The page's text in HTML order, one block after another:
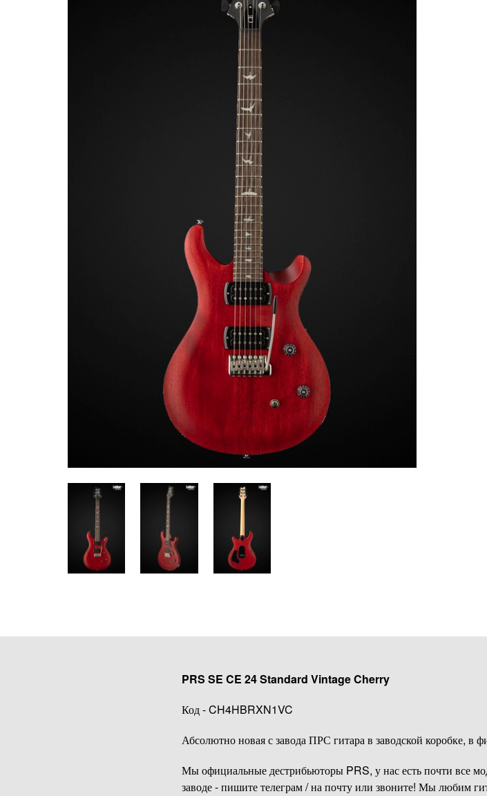
PRS SE CE 24 Standard Vintage Cherry
Код - CH4HBRXN1VC
Абсолютно новая с завода ПРС гитара в заводской коробке,
Мы официальные дестрибьюторы PRS, у нас есть почти все
заводе - пишите телеграм / на почту или звоните! Мы любим